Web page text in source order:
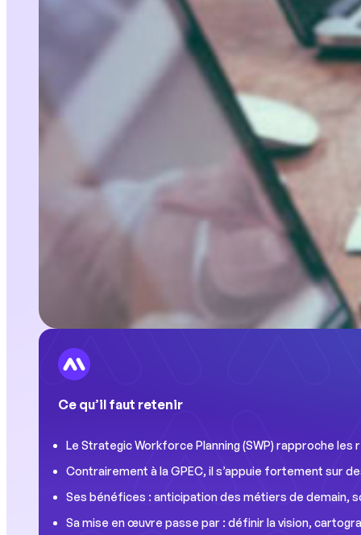
Ce qu’il faut retenir
Le Strategic Workforce Planning (SWP) rapproche
Contrairement à la GPEC, il s’appuie fortement sur
Ses bénéfices : anticipation des métiers de demain,
Sa mise en œuvre passe par : définir la vision,